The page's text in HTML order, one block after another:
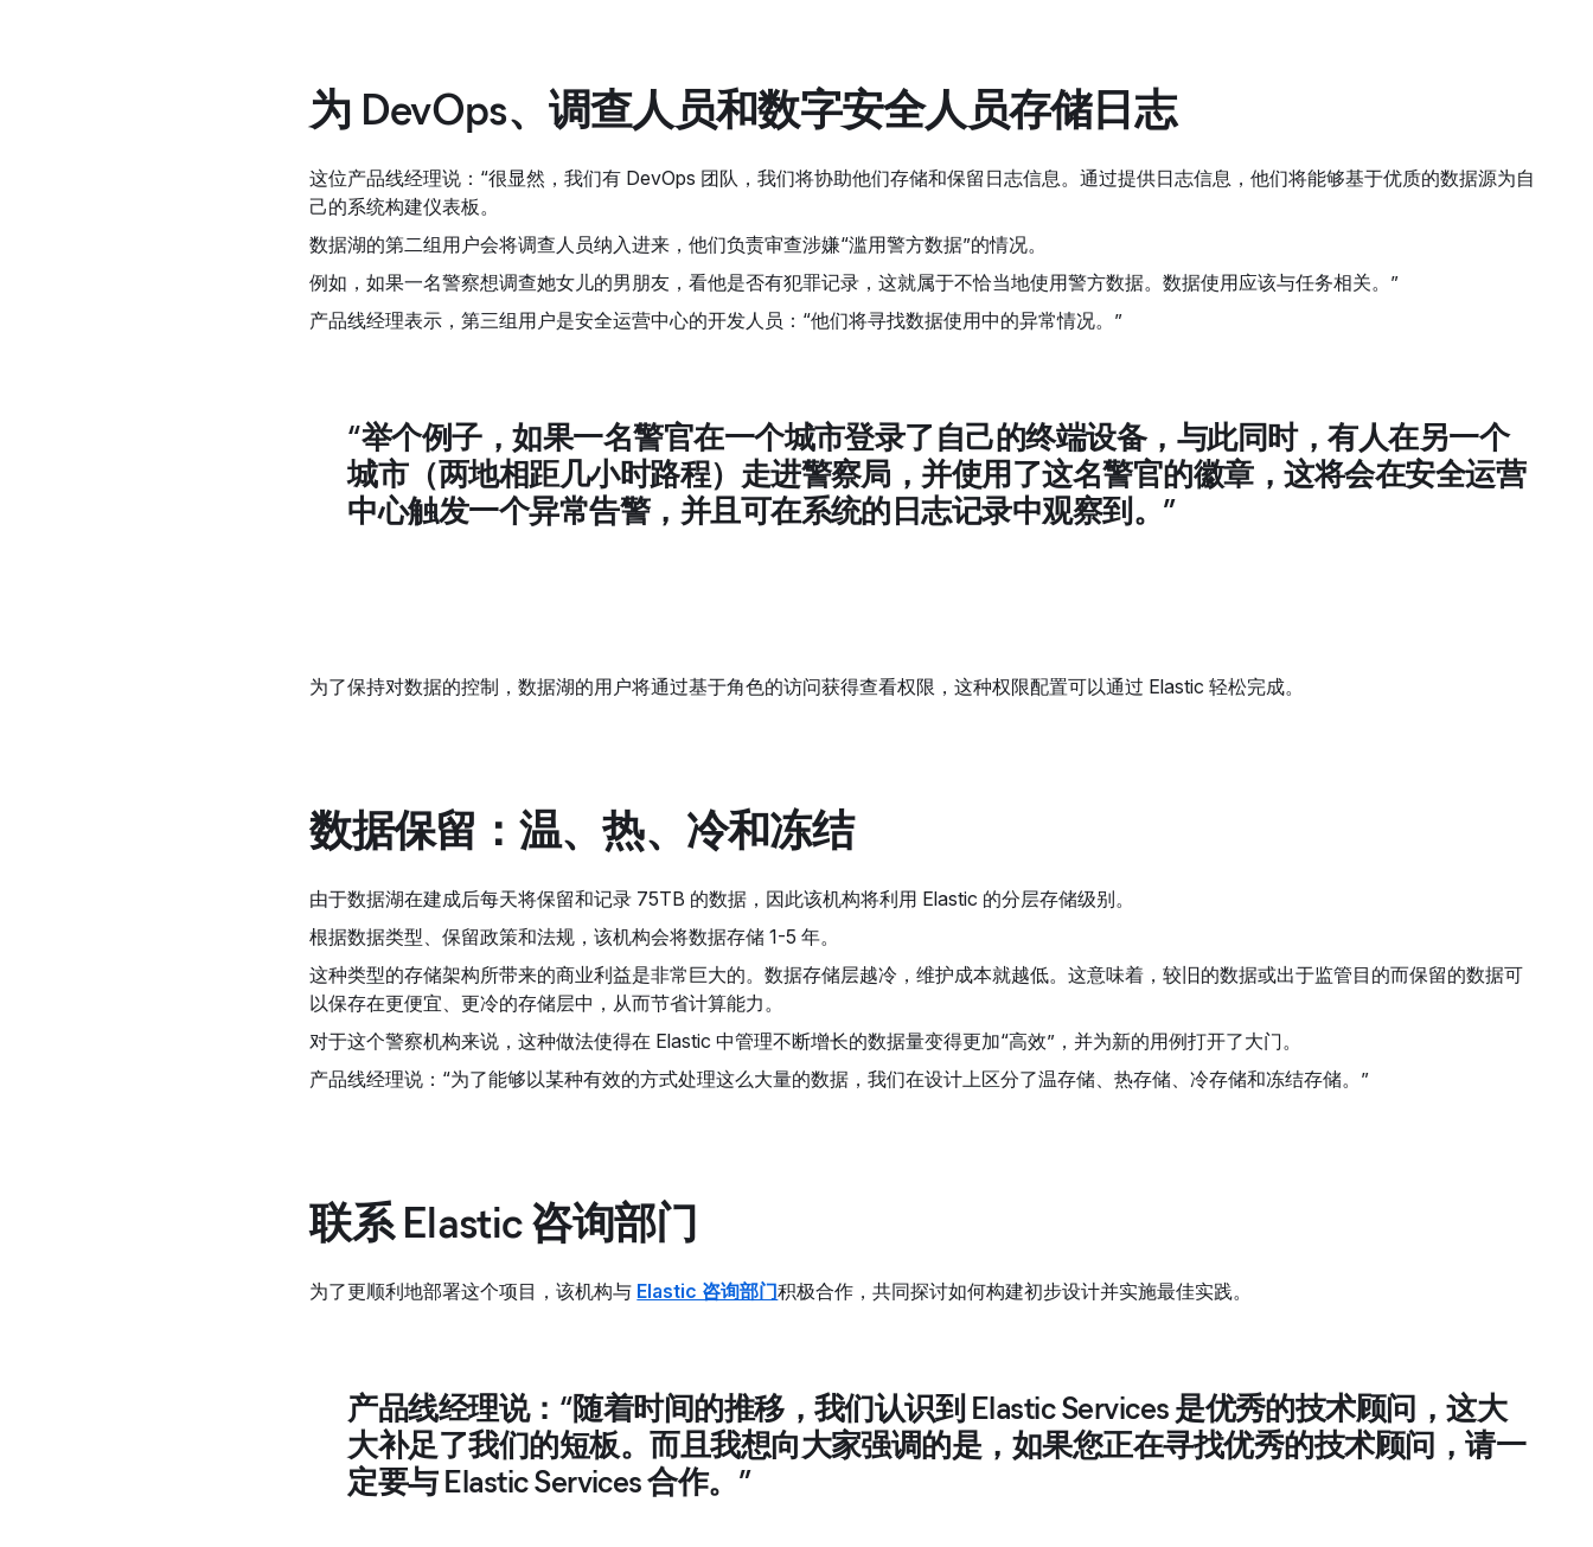
为 DevOps、调查人员和数字安全人员存储日志
这位产品线经理说：“很显然，我们有 DevOps 团队，我们将协助他们存储和保留日志信息。通过提供日志信息，他们将能够基于优质的数据源为自
己的系统构建仪表板。
数据湖的第二组用户会将调查人员纳入进来，他们负责审查涉嫌“滥用警方数据”的情况。
例如，如果一名警察想调查她女儿的男朋友，看他是否有犯罪记录，这就属于不恰当地使用警方数据。数据使用应该与任务相关。”
产品线经理表示，第三组用户是安全运营中心的开发人员：“他们将寻找数据使用中的异常情况。”
“举个例子，如果一名警官在一个城市登录了自己的终端设备，与此同时，有人在另一个
城市（两地相距几小时路程）走进警察局，并使用了这名警官的徽章，这将会在安全运营
中心触发一个异常告警，并且可在系统的日志记录中观察到。”
为了保持对数据的控制，数据湖的用户将通过基于角色的访问获得查看权限，这种权限配置可以通过 Elastic 轻松完成。
数据保留：温、热、冷和冻结
由于数据湖在建成后每天将保留和记录 75TB 的数据，因此该机构将利用 Elastic 的分层存储级别。
根据数据类型、保留政策和法规，该机构会将数据存储 1-5 年。
这种类型的存储架构所带来的商业利益是非常巨大的。数据存储层越冷，维护成本就越低。这意味着，较旧的数据或出于监管目的而保留的数据可
以保存在更便宜、更冷的存储层中，从而节省计算能力。
对于这个警察机构来说，这种做法使得在 Elastic 中管理不断增长的数据量变得更加“高效”，并为新的用例打开了大门。
产品线经理说：“为了能够以某种有效的方式处理这么大量的数据，我们在设计上区分了温存储、热存储、冷存储和冻结存储。”
联系 Elastic 咨询部门
为了更顺利地部署这个项目，该机构与 Elastic 咨询部门积极合作，共同探讨如何构建初步设计并实施最佳实践。
产品线经理说：“随着时间的推移，我们认识到 Elastic Services 是优秀的技术顾问，这大
大补足了我们的短板。而且我想向大家强调的是，如果您正在寻找优秀的技术顾问，请一
定要与 Elastic Services 合作。”